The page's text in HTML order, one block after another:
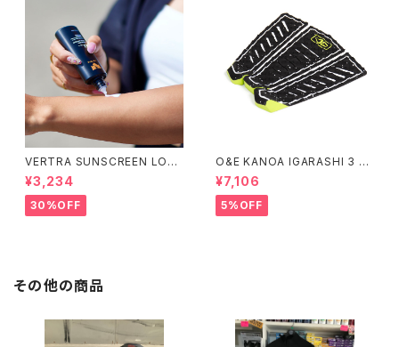
VERTRA SUNSCREEN LOTI
ON WHITE SPF 44＃
¥3,234
30%OFF
O&E KANOA IGARASHI 3 PI
ECE BLACK/LIME｜PRO SE
RIES
¥7,106
5%OFF
その他の商品